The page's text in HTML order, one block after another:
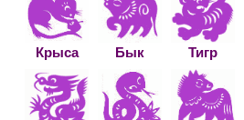
Крыса Бык Тигр